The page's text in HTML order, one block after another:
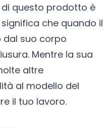
questo prodotto è
che quando il
suo corpo
Mentre la sua
altre
al modello del
il tuo lavoro.